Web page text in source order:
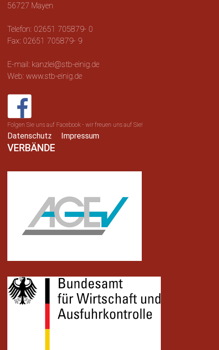
56727 Mayen
Telefon: 02651 705879- 0
Fax: 02651 705879- 9
E-mail: kanzlei@stb-einig.de
Web: www.stb-einig.de
Folgen Sie uns auf Facebook - wir freuen uns auf Sie!
Datenschutz Impressum
VERBÄNDE